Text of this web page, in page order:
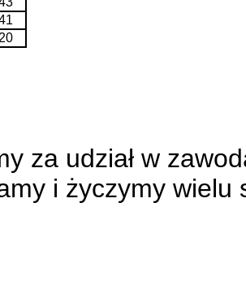
za udział w
i życzymy wielu